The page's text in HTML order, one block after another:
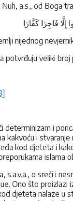
a.s., od Boga
فَاجِرًا كَفَّارًا
nijednog
veliki
determinizam i
kakvoću i
kod djeteta i
islama
s.a.v.a., o sreći i
Ono što
djeteta nalaze u